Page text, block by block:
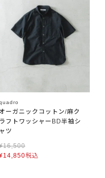
オーガニックコットン/麻ク
ラフトワッシャーBD半袖シ
ャツ
16,500
14,850税込